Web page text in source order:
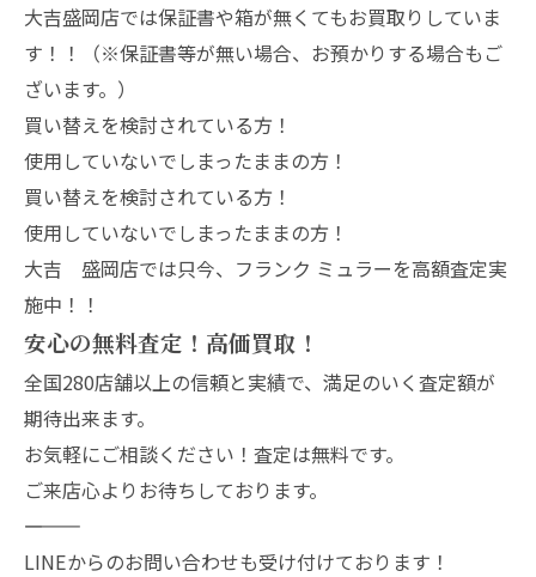
大吉盛岡店では保証書や箱が無くてもお買取りしていま
す！！（※保証書等が無い場合、お預かりする場合もご
ざいます。）
買い替えを検討されている方！
使用していないでしまったままの方！
買い替えを検討されている方！
使用していないでしまったままの方！
大吉 盛岡店では只今、フランク ミュラーを高額査定実
施中！！
安心の無料査定！高価買取！
全国280店舗以上の信頼と実績で、満足のいく査定額が
期待出来ます。
お気軽にご相談ください！査定は無料です。
ご来店心よりお待ちしております。
―――――――
LINEからのお問い合わせも受け付けております！